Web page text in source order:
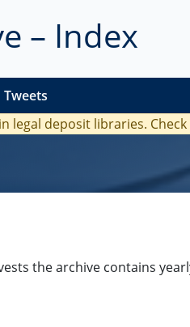
– Index
Tweets
legal deposit libraries. Check
the archive contains